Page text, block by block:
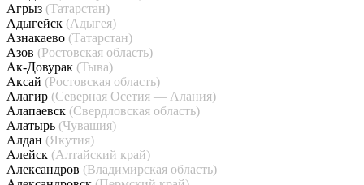
Агрыз (Татарстан)
Адыгейск (Адыгея)
Азнакаево (Татарстан)
Азов (Ростовская область)
Ак-Довурак (Тыва)
Аксай (Ростовская область)
Алагир (Северная Осетия — Алания)
Алапаевск (Свердловская область)
Алатырь (Чувашия)
Алдан (Якутия)
Алейск (Алтайский край)
Александров (Владимирская область)